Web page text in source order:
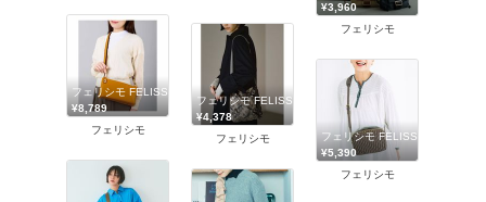
¥3,960
フェリシモ
フェリシモ FELISSIMO
¥8,789
フェリシモ
フェリシモ FELISSIMO
¥4,378
フェリシモ
フェリシモ FELISSIMO
¥5,390
フェリシモ